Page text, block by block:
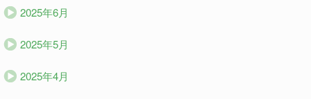
2025年6月
2025年5月
2025年4月